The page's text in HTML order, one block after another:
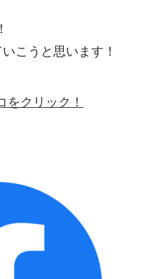
こうと思います！
クリック！